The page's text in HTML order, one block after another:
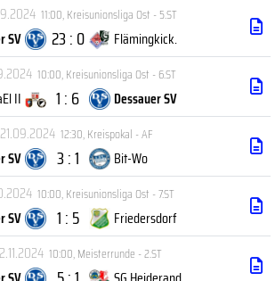
11:00,Kreisunionsliga Ost - 5.ST
SV 23 : 0
Flämingkick.
10:00,Kreisunionsliga Ost - 6.ST
II 1 : 6
Dessauer SV
12:30,Kreispokal - AF
SV 3 : 1
Bit-Wo
10:00,Kreisunionsliga Ost - 7.ST
SV 1 : 5
Friedersdorf
10:00,Meisterrunde - 2.ST